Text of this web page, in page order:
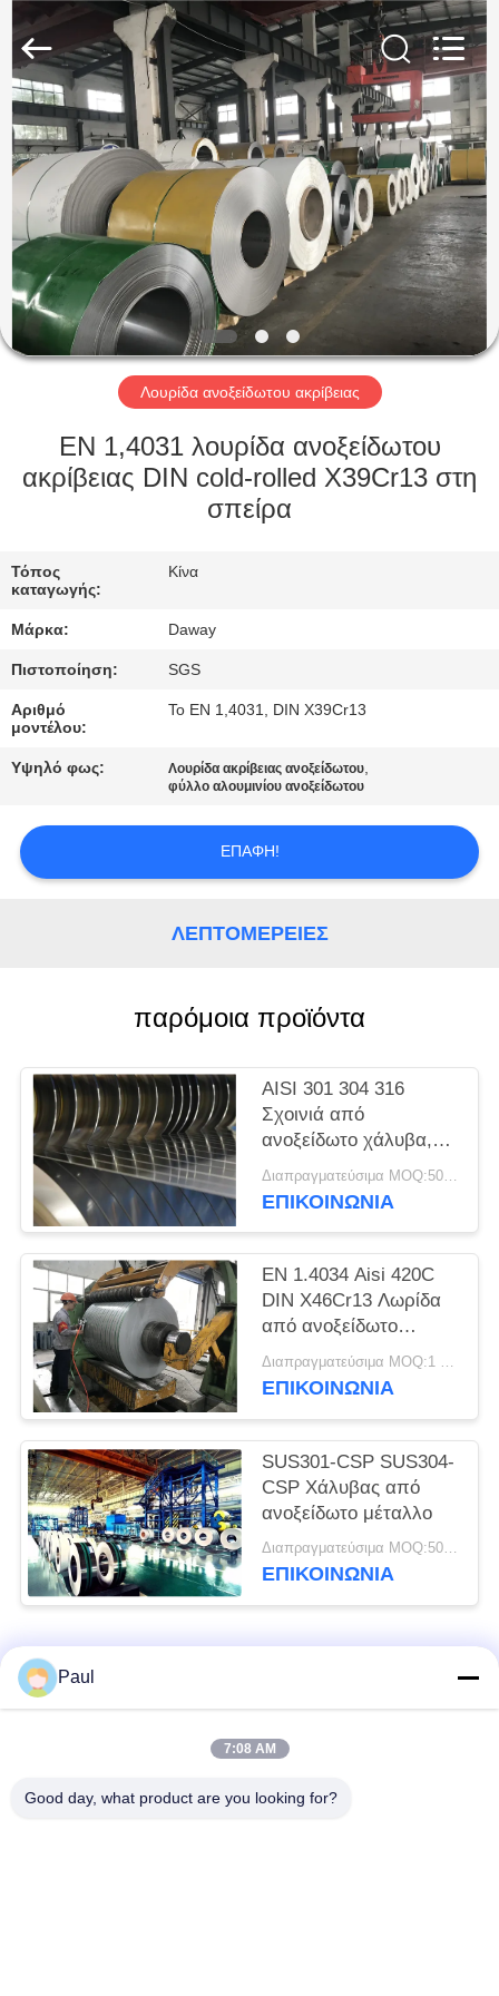
ΣΠΊΤΙ
ΠΡΟΪΌΝΤΑ
ΒΊΝΤΕΟ
ΠΕΡΊΠΟΥ
ΕΜΕΊΣ
ΓΎΡΟΣ
ΕΡΓΟΣΤΑΣΊΩΝ
ΈΛΕΓΧΟΣ
ΜΑΣ
ΕΛΆΤΕ
ΣΕ
ΕΠΑΦΉ
ΖΗΤΉΣΤΕ
ΑΠΌΣΠΑΣΜΑ
SITEMAP
PRIVACY
POLICY
Steel
Rights
Reserved.
Λουρίδα ανοξείδωτου ακρίβειας
EN 1,4031 λουρίδα ανοξείδωτου
ακρίβειας DIN cold-rolled X39Cr13 στη
σπείρα
Τόπος
καταγωγής:
Κίνα
Μάρκα: Daway
Πιστοποίηση: SGS
Αριθμό
μοντέλου:
Το EN 1,4031, DIN X39Cr13
Υψηλό φως: Λουρίδα ακρίβειας ανοξείδωτου,
φύλλο αλουμινίου ανοξείδωτου
ΕΠΑΦΉ!
ΛΕΠΤΟΜΈΡΕΙΕΣ
παρόμοια προϊόντα
AISI 301 304 316
Σχοινιά από
ανοξείδωτο χάλυβα,
λωρίδες ακριβείας,
φύλλα, πλάκες
Διαπραγματεύσιμα MOQ:500 κλ
ΕΠΙΚΟΙΝΩΝΊΑ
EN 1.4034 Aisi 420C
DIN X46Cr13 Λωρίδα
από ανοξείδωτο
χάλυβα ψυχρής
έλασης σε πηνίο
Διαπραγματεύσιμα MOQ:1 τόνος
ΕΠΙΚΟΙΝΩΝΊΑ
SUS301-CSP SUS304-
CSP Χάλυβας από
ανοξείδωτο μέταλλο
Διαπραγματεύσιμα MOQ:500 κλ
ΕΠΙΚΟΙΝΩΝΊΑ
Λαϊκή κατηγορία
Σκληραίνοντας
Paul
7:08 AM
Good day, what product are you looking for?